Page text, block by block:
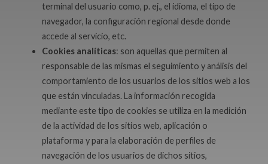
terminal del usuario como, p. ej., el idioma, el tipo de
navegador, la configuración regional desde donde
accede al servicio, etc.
Cookies analíticas: son aquellas que permiten al
responsable de las mismas el seguimiento y análisis del
comportamiento de los usuarios de los sitios web a los
que están vinculadas. La información recogida
mediante este tipo de cookies se utiliza en la medición
de la actividad de los sitios web, aplicación o
plataforma y para la elaboración de perfiles de
navegación de los usuarios de dichos sitios,